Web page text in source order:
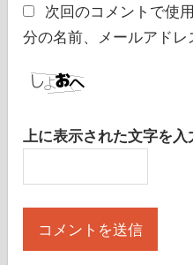
次回のコメントで使
分の名前、メールアドレ
上に表示された文字を入